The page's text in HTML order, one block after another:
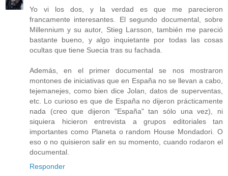
Yo vi los dos, y la verdad es que me parecieron
francamente interesantes. El segundo documental, sobre
Millennium y su autor, Stieg Larsson, también me pareció
bastante bueno, y algo inquietante por todas las cosas
ocultas que tiene Suecia tras su fachada.
Además, en el primer documental se nos mostraron
montones de iniciativas que en España no se llevan a cabo,
tejemanejes, como bien dice Jolan, datos de superventas,
etc. Lo curioso es que de España no dijeron prácticamente
nada (creo que dijeron "España" tan sólo una vez), ni
siquiera hicieron entrevista a grupos editoriales tan
importantes como Planeta o random House Mondadori. O
eso o no quisieron salir en su momento, cuando rodaron el
documental.
Responder